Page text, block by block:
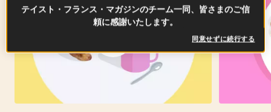
テイスト・フランス・マガジンのチーム一同、皆さまのご信
頼に感謝いたします。
同意せずに続行する